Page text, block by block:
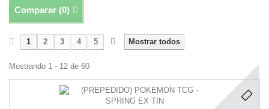
Comparar (0)
Mostrar todos
1 2 3 4 5
Mostrando 1 - 12 de 60